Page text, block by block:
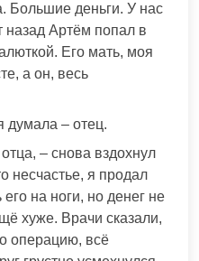
Большие деньги. У нас
назад Артём попал в
Его мать, моя
а он, весь
думала – отец.
– снова вздохнул
несчастье, я продал
его на ноги, но денег не
хуже. Врачи сказали,
операцию, всё